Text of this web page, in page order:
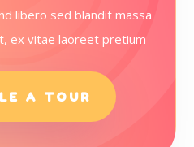
libero sed blandit massa
ex vitae laoreet pretium
A TOUR